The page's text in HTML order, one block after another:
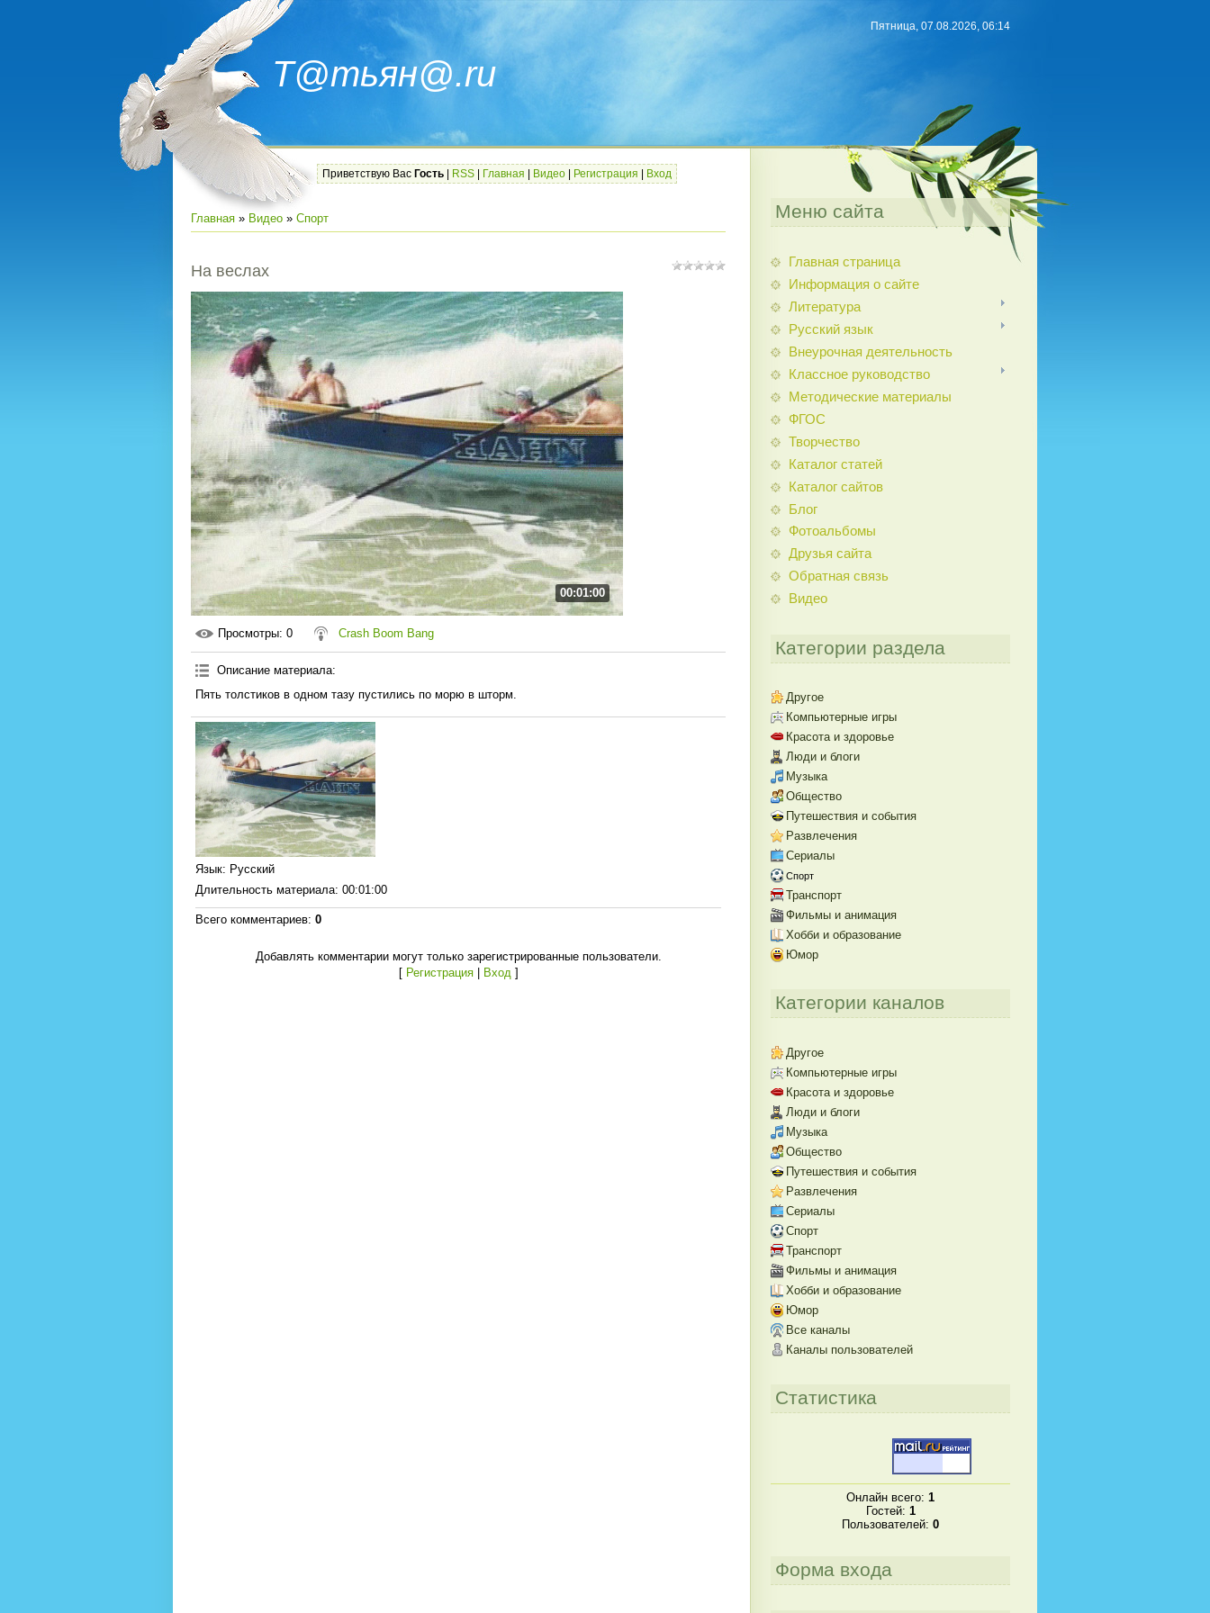
Т@тьян@.ru
Пятница, 07.08.2026, 06:14
Приветствую Вас Гость RSS Главная Видео Регистрация Вход
Главная » Видео » Спорт
На веслах
00:01:00
Просмотры: 0 Crash Boom Bang
Описание материала:
Пять толстиков в одном тазу пустились по морю в шторм.
Язык: Русский
Длительность материала: 00:01:00
Всего комментариев: 0
Добавлять комментарии могут только зарегистрированные пользователи.
[ Регистрация| Вход]
Меню сайта
Главная страница
Информация о сайте
Литература
Русский язык
Внеурочная деятельность
Классное руководство
Методические материалы
ФГОС
Творчество
Каталог статей
Каталог сайтов
Блог
Фотоальбомы
Друзья сайта
Обратная связь
Видео
Категории раздела
Другое
Компьютерные игры
Красота и здоровье
Люди и блоги
Музыка
Общество
Путешествия и события
Развлечения
Сериалы
Спорт
Транспорт
Фильмы и анимация
Хобби и образование
Юмор
Категории каналов
Другое
Компьютерные игры
Красота и здоровье
Люди и блоги
Музыка
Общество
Путешествия и события
Развлечения
Сериалы
Спорт
Транспорт
Фильмы и анимация
Хобби и образование
Юмор
Все каналы
Каналы пользователей
Статистика
Онлайн всего: 1
Гостей: 1
Пользователей: 0
Форма входа